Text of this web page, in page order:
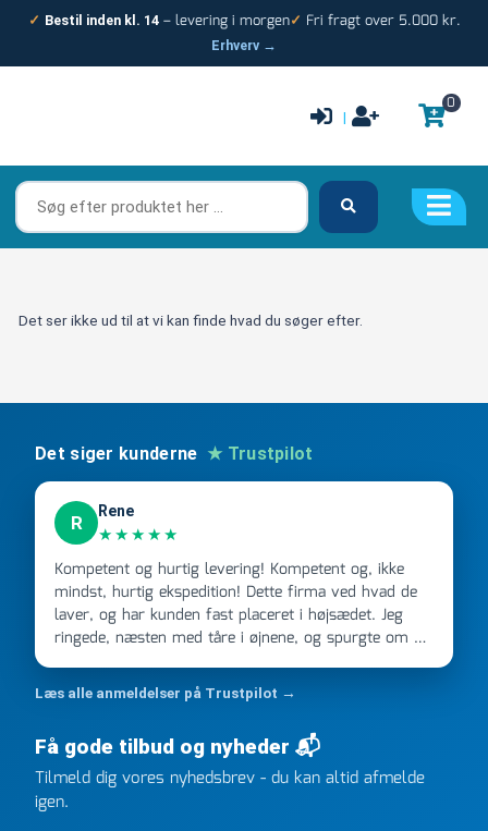
✓ Bestil inden kl. 14– levering i morgen✓ Fri fragt over 5.000 kr.
Erhverv →
|
0
Søg
efter
produktet
Det ser ikke ud til at vi kan finde hvad du søger efter.
Det siger kunderne ★ Trustpilot
R
Rene
★★★★★
Kompetent og hurtig levering! Kompetent og, ikke
mindst, hurtig ekspedition! Dette firma ved hvad de
laver, og har kunden fast placeret i højsædet. Jeg
ringede, næsten med tåre i øjnene, og spurgte om de
kunne overholde en 2 måneder gammel aftale. Jeg
ringede onsdag kl 16, og min store ordre kom dagen
efter kl 6.45! Kan slet ikke få armene ned, og næste
gang jeg skal bruge noget, vil jeg ringe til dem
FØRST. De varmeste og venligste hilsner fra Rene
Læs alle anmeldelser på Trustpilot →
Få gode tilbud og nyheder 📬
Tilmeld dig vores nyhedsbrev - du kan altid afmelde
igen.